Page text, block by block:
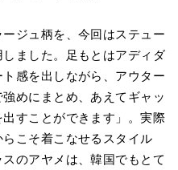
ージュ柄を、今回はステュー
ました。足もとはアディダ
感を出しながら、アウター
めにまとめ、あえてギャッ
すことができます」。実際
こそ着こなせるスタイル
のアヤメは、韓国でもとて